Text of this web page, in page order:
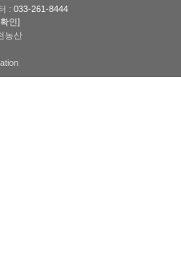
: 033-261-8444
인]
농산